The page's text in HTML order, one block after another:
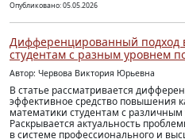
Опубликовано: 05.05.2026
Дифференцированный подход
студентам с разным уровнем
Автор: Червова Виктория Юрьевна
В статье рассматривается
эффективное средство повышения
математики студентам с различным
Раскрывается актуальность
в системе профессионального и